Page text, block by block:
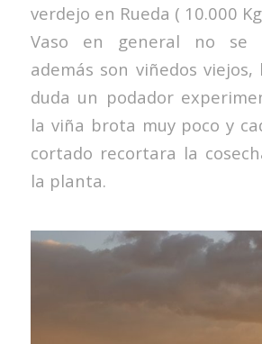
verdejo en Rueda ( 10.000
Vaso en general no se
además son viñedos
duda un podador
la viña brota muy poco y
cortado recortara la
la planta.